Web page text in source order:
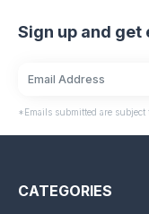
Sign up and
*Emails submitted are subject
CATEGORIES